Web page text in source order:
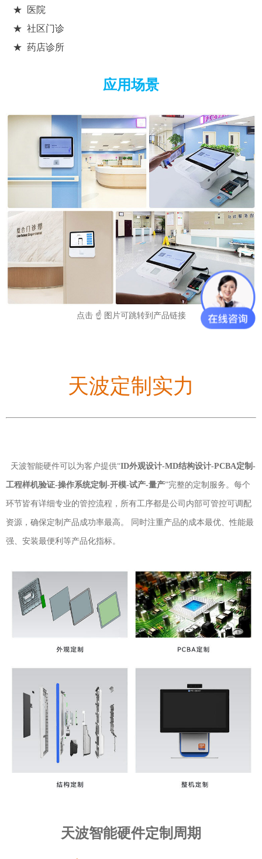
★ 医院
★ 社区门诊
★ 药店诊所
应用场景
点击 ☝ 图片可跳转到产品链接
天波定制实力
天波智能硬件可以为客户提供“ID外观设计-MD结构设计-PCBA定制-
工程样机验证-操作系统定制-开模-试产-量产”完整的定制服务。每个
环节皆有详细专业的管控流程，所有工序都是公司内部可管控可调配
资源，确保定制产品成功率最高。 同时注重产品的成本最优、性能最
强、安装最便利等产品化指标。
天波智能硬件定制周期